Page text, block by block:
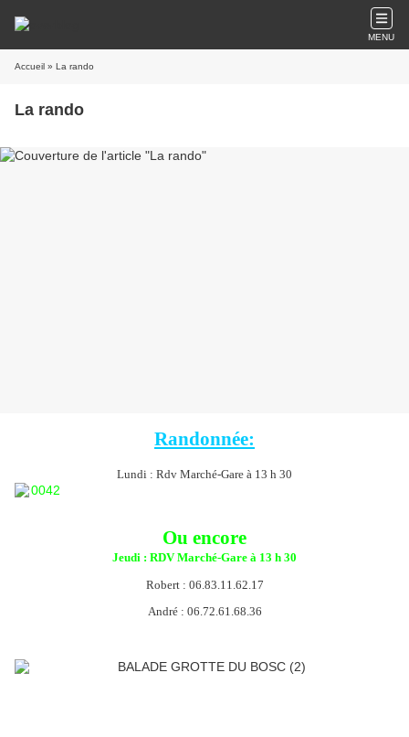
MENU
Accueil » La rando
La rando
Randonnée:
Lundi : Rdv Marché-Gare à 13 h 30
Ou encore
Jeudi : RDV Marché-Gare à 13 h 30
Robert : 06.83.11.62.17
André : 06.72.61.68.36